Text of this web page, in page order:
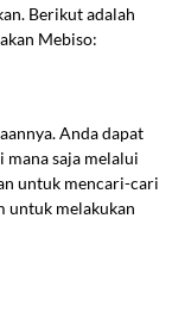
Berikut adalah
Mebiso:
Anda dapat
mana saja melalui
untuk mencari-cari
untuk melakukan